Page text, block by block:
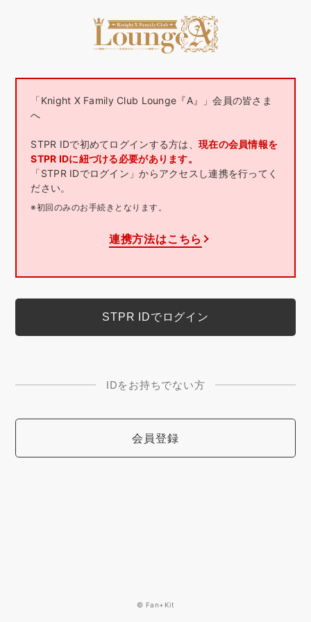
「Knight X Family Club Lounge『A』」会員の皆さま
へ
STPR IDで初めてログインする方は、 現在の会員情報を
STPR IDに紐づける必要があります。
「STPR IDでログイン」からアクセスし連携を行ってく
ださい。
※初回のみのお手続きとなります。
連携方法はこちら
IDをお持ちでない方
会員登録
© Fan+Kit